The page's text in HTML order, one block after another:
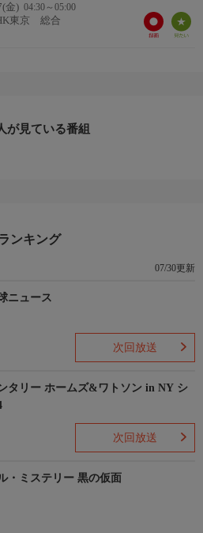
金) 04:30～05:00
東京 総合
が見ている番組
ンキング
07/30更新
ニュース
次回放送
タリー ホームズ&ワトソン in NY シ
次回放送
・ミステリー 黒の仮面